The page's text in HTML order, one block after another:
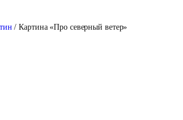
/ Картина «Про северный ветер»